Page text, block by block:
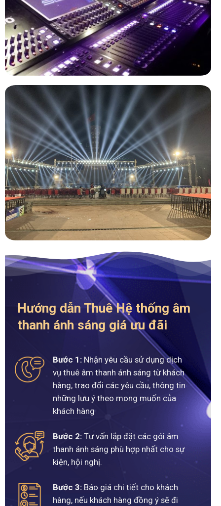
Hướng dẫn Thuê Hệ thống âm
thanh ánh sáng giá ưu đãi
Bước 1: Nhận yêu cầu sử dụng dịch
vụ thuê âm thanh ánh sáng từ khách
hàng, trao đổi các yêu cầu, thông tin
những lưu ý theo mong muốn của
khách hàng
Bước 2: Tư vấn lắp đặt các gói âm
thanh ánh sáng phù hợp nhất cho sự
kiện, hội nghị.
Bước 3:Báo giá chi tiết cho khách
hàng, nếu khách hàng đồng ý sẽ đi